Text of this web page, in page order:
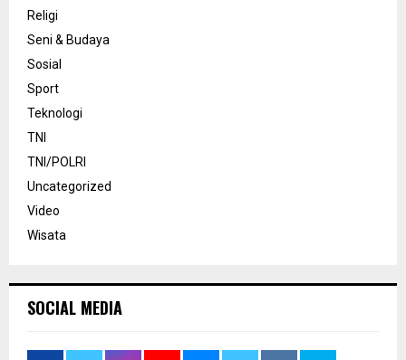
Religi
Seni & Budaya
Sosial
Sport
Teknologi
TNI
TNI/POLRI
Uncategorized
Video
Wisata
SOCIAL MEDIA